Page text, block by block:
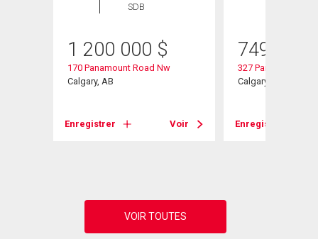
SDB
1 200 000 $
170 Panamount Road Nw
Calgary, AB
Enregistrer Voir
749 900
327 Panamount
Calgary, AB
Enregistrer